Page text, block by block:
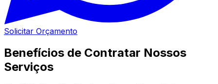
Solicitar Orçamento
Benefícios de Contratar Nossos
Serviços